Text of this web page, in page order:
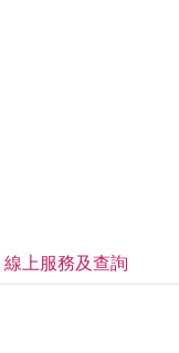
線上服務及查詢